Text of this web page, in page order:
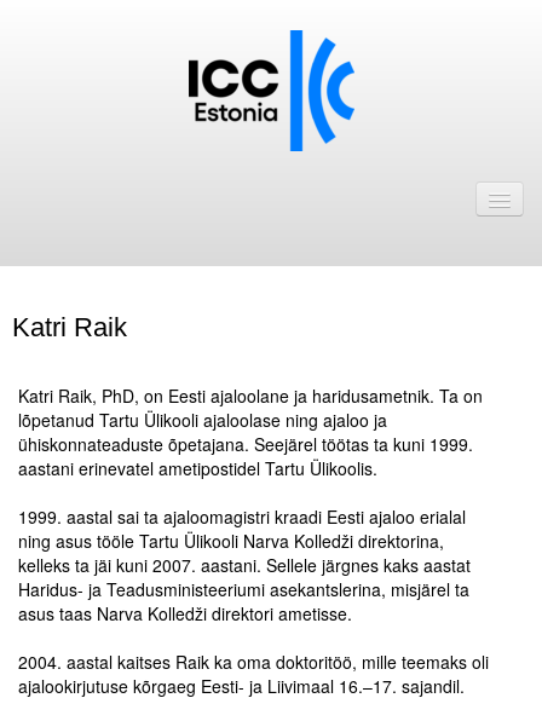
ICC Eesti liikmebaas
Liikmete pakkumised
Astu ICC Eesti liikmeks!
ICC Eesti
Tegevused
Arvamus
Katri Raik
Katri Raik, PhD, on Eesti ajaloolane ja haridusametnik. Ta on
lõpetanud Tartu Ülikooli ajaloolase ning ajaloo ja
ühiskonnateaduste õpetajana. Seejärel töötas ta kuni 1999.
aastani erinevatel ametipostidel Tartu Ülikoolis.
1999. aastal sai ta ajaloomagistri kraadi Eesti ajaloo erialal
ning asus tööle Tartu Ülikooli Narva Kolledži direktorina,
kelleks ta jäi kuni 2007. aastani. Sellele järgnes kaks aastat
Haridus- ja Teadusministeeriumi asekantslerina, misjärel ta
asus taas Narva Kolledži direktori ametisse.
2004. aastal kaitses Raik ka oma doktoritöö, mille teemaks oli
ajalookirjutuse kõrgaeg Eesti- ja Liivimaal 16.–17. sajandil.